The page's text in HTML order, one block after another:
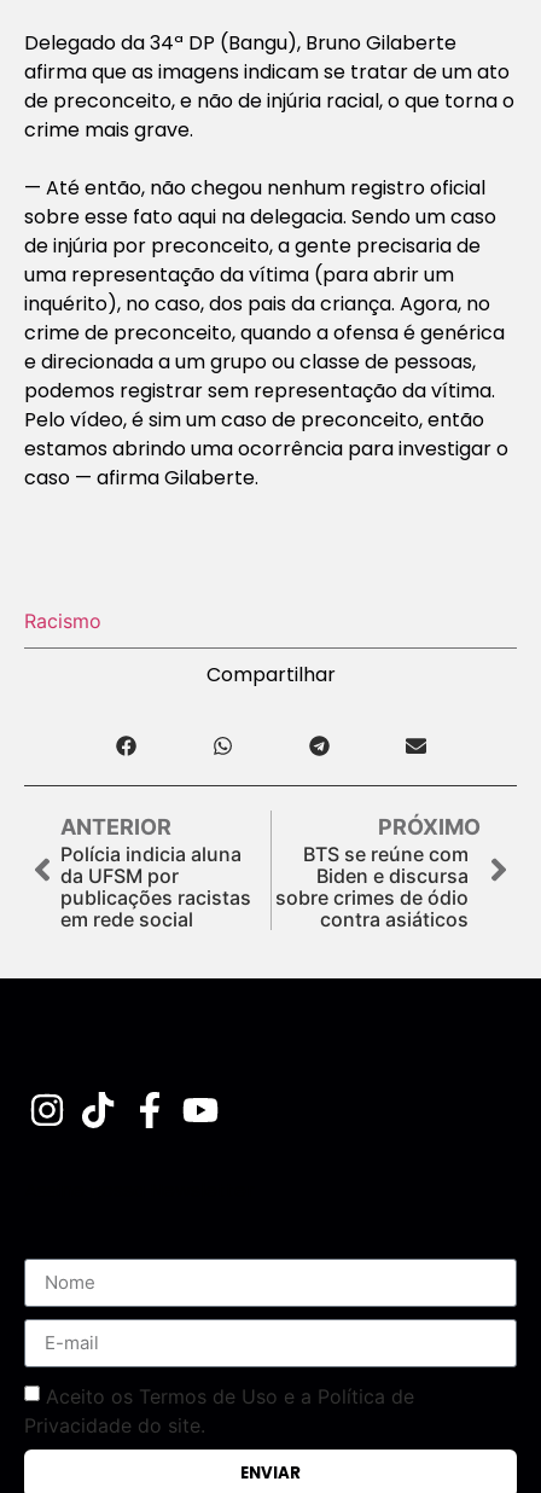
Delegado da 34ª DP (Bangu), Bruno Gilaberte
afirma que as imagens indicam se tratar de um ato
de preconceito, e não de injúria racial, o que torna o
crime mais grave.
— Até então, não chegou nenhum registro oficial
sobre esse fato aqui na delegacia. Sendo um caso
de injúria por preconceito, a gente precisaria de
uma representação da vítima (para abrir um
inquérito), no caso, dos pais da criança. Agora, no
crime de preconceito, quando a ofensa é genérica
e direcionada a um grupo ou classe de pessoas,
podemos registrar sem representação da vítima.
Pelo vídeo, é sim um caso de preconceito, então
estamos abrindo uma ocorrência para investigar o
caso — afirma Gilaberte.
Racismo
Compartilhar
ANTERIOR
Polícia indicia aluna
da UFSM por
publicações racistas
em rede social
PRÓXIMO
BTS se reúne com
Biden e discursa
sobre crimes de ódio
contra asiáticos
Aceito os Termos de Uso e a Política de
Privacidade do site.
ENVIAR